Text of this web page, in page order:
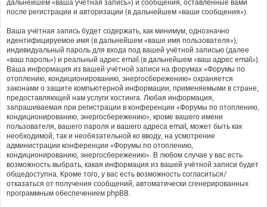
дальнейшем «ваша учётная запись») и сообщения, оставленные вами
после регистрации и авторизации (в дальнейшем «ваши сообщения»).
Ваша учётная запись будет содержать, как минимум, однозначно
идентифицируемое имя (в дальнейшем «ваше имя пользователя»),
индивидуальный пароль для входа под вашей учётной записью (далее
«ваш пароль») и реальный адрес email (в дальнейшем «ваш адрес email»).
Ваша информация из вашей учётной записи на форумах «Форумы по
отоплению, кондиционированию, энергосбережению» охраняется
законами о защите компьютерной информации, применяемыми в стране,
предоставляющей нам услуги хостинга. Любая информация,
запрашиваемая при регистрации в конференции «Форумы по отоплению,
кондиционированию, энергосбережению», кроме вашего имени
пользователя, вашего пароля и вашего адреса email, может быть как
необходимой, так и необязательной ко вводу, на усмотрение
администрации конференции «Форумы по отоплению,
кондиционированию, энергосбережению». В любом случае у вас есть
возможность выбрать, какая информация из вашей учётной записи будет
общедоступна. Кроме того, у вас есть возможность согласиться/
отказаться от получения сообщений, автоматически сгенерированных
программным обеспечением phpBB.